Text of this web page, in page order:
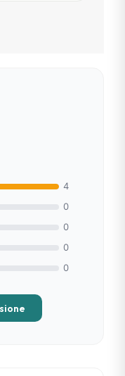
4
0
0
0
0